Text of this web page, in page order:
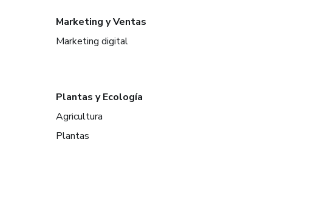
Marketing y Ventas
Marketing digital
Plantas y Ecología
Agricultura
Plantas